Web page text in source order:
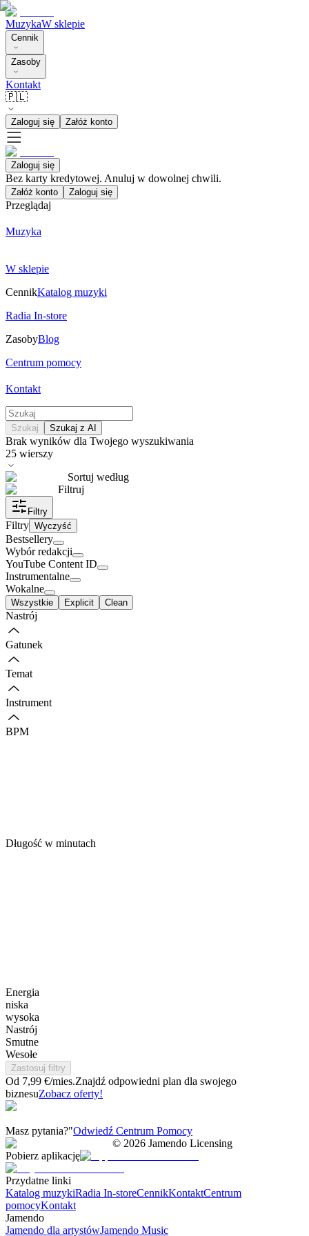
MuzykaW sklepie
Cennik
Zasoby
Kontakt
🇵🇱
Zaloguj się Załóż konto
Zaloguj się
Bez karty kredytowej. Anuluj w dowolnej chwili.
Załóż konto Zaloguj się
Przeglądaj
Muzyka
W sklepie
CennikKatalog muzyki
Radia In-store
ZasobyBlog
Centrum pomocy
Kontakt
Szukaj Szukaj z AI
Brak wyników dla Twojego wyszukiwania
25 wierszy
Sortuj według
Filtruj
Filtry
Filtry Wyczyść
Bestsellery
Wybór redakcji
YouTube Content ID
Instrumentalne
Wokalne
Wszystkie Explicit Clean
Nastrój
Gatunek
Temat
Instrument
BPM
Długość w minutach
Energia
niska
wysoka
Nastrój
Smutne
Wesołe
Zastosuj filtry
Od 7,99 €/mies.Znajdź odpowiedni plan dla swojego
biznesuZobacz oferty!
Masz pytania?"Odwiedź Centrum Pomocy
© 2026 Jamendo Licensing
Pobierz aplikację
Przydatne linki
Katalog muzykiRadia In-storeCennikKontaktCentrum
pomocyKontakt
Jamendo
Jamendo dla artystówJamendo Music